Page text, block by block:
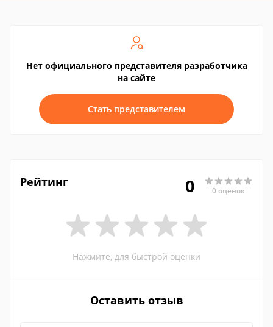
Нет официального представителя разработчика
на сайте
Стать представителем
Рейтинг 0 0 оценок
Нажмите, для быстрой оценки
Оставить отзыв